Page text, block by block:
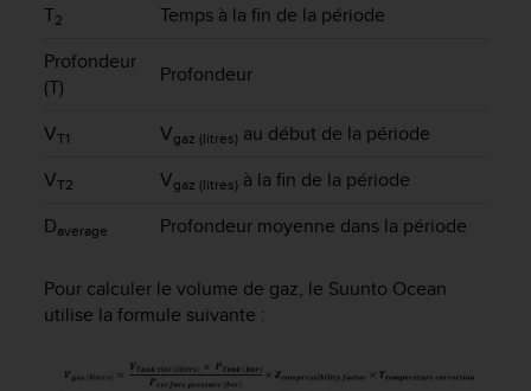
T2
Temps à la fin de la période
Profondeur
(T)
Profondeur
VT1 Vgaz (litres) au début de la période
VT2 Vgaz (litres) à la fin de la période
Daverage Profondeur moyenne dans la période
Pour calculer le volume de gaz, le Suunto Ocean
utilise la formule suivante :